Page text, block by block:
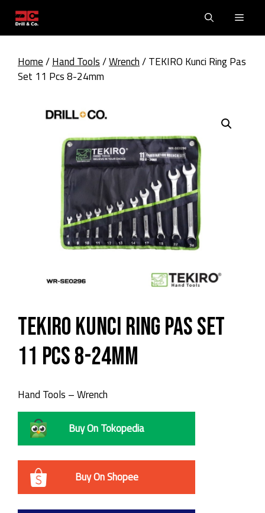
content
Home/Hand Tools/Wrench/ TEKIRO Kunci Ring Pas
Set 11 Pcs 8-24mm
TEKIRO Kunci Ring Pas Set
11 Pcs 8-24mm
Hand Tools – Wrench
Buy On Tokopedia
Buy On Shopee